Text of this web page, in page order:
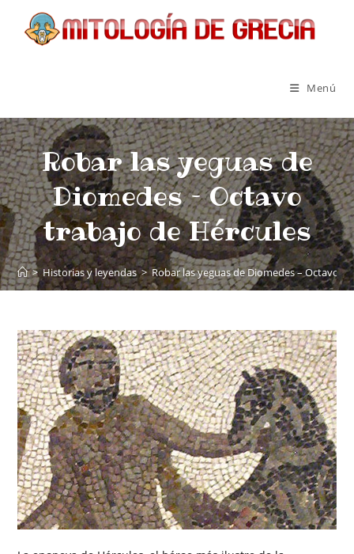
Menú
Robar las yeguas de
Diomedes – Octavo
trabajo de Hércules
> Historias y leyendas > Robar las yeguas de Diomedes – Octavo